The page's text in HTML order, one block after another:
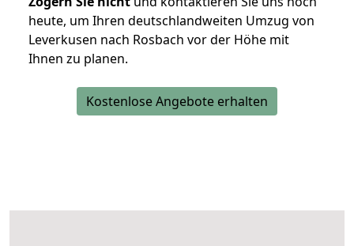
heute, um Ihren deutschlandweiten Umzug von
Leverkusen nach Rosbach vor der Höhe mit
Ihnen zu planen.
Kostenlose Angebote erhalten